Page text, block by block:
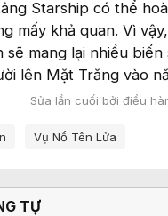
Starship có thể
mấy khả quan. Vì
sẽ mang lại nhiều
lên Mặt Trăng vào
Sửa lần cuối bởi điều
Vụ Nổ Tên Lửa
TỰ